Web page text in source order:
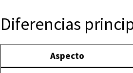
Diferencias
Aspecto